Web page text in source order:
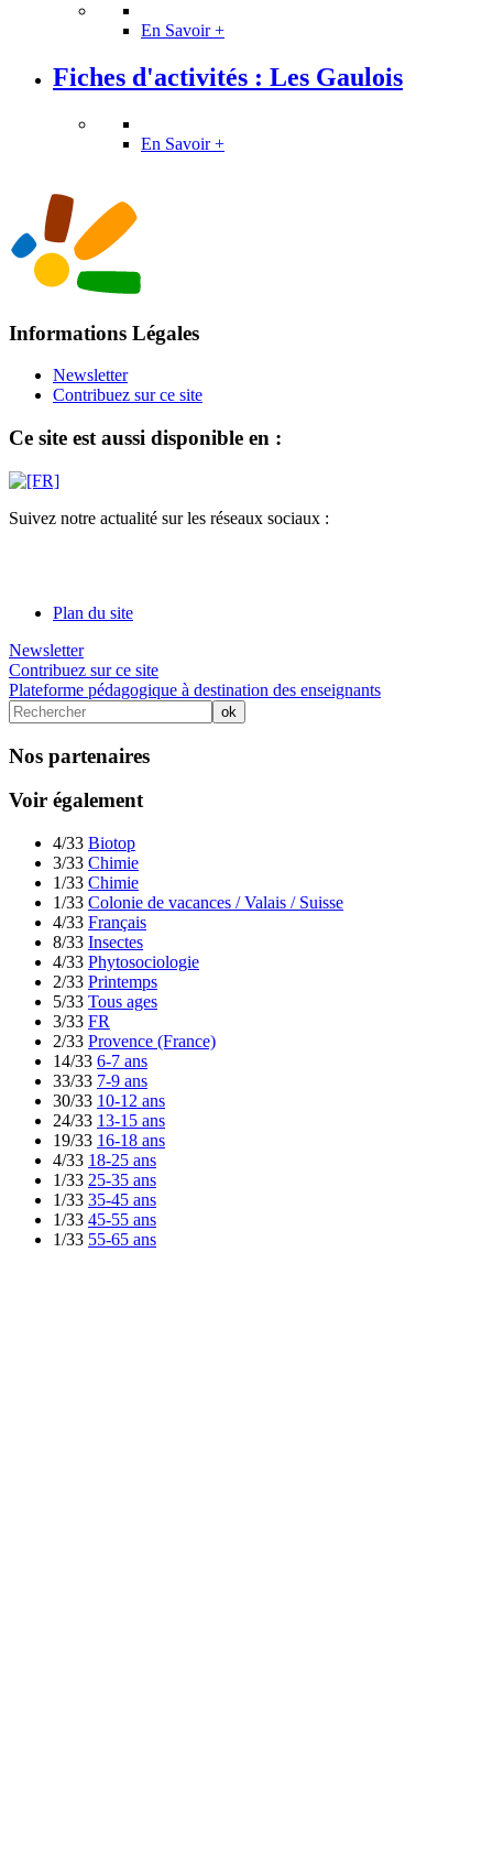
En Savoir +
Fiches d'activités : Les Gaulois
En Savoir +
Informations Légales
Newsletter
Contribuez sur ce site
Ce site est aussi disponible en :
Suivez notre actualité sur les réseaux sociaux :
Plan du site
Newsletter
Contribuez sur ce site
Plateforme pédagogique à destination des enseignants
Nos partenaires
Voir également
4/33 Biotop
3/33 Chimie
1/33 Chimie
1/33 Colonie de vacances / Valais / Suisse
4/33 Français
8/33 Insectes
4/33 Phytosociologie
2/33 Printemps
5/33 Tous ages
3/33 FR
2/33 Provence (France)
14/33 6-7 ans
33/33 7-9 ans
30/33 10-12 ans
24/33 13-15 ans
19/33 16-18 ans
4/33 18-25 ans
1/33 25-35 ans
1/33 35-45 ans
1/33 45-55 ans
1/33 55-65 ans